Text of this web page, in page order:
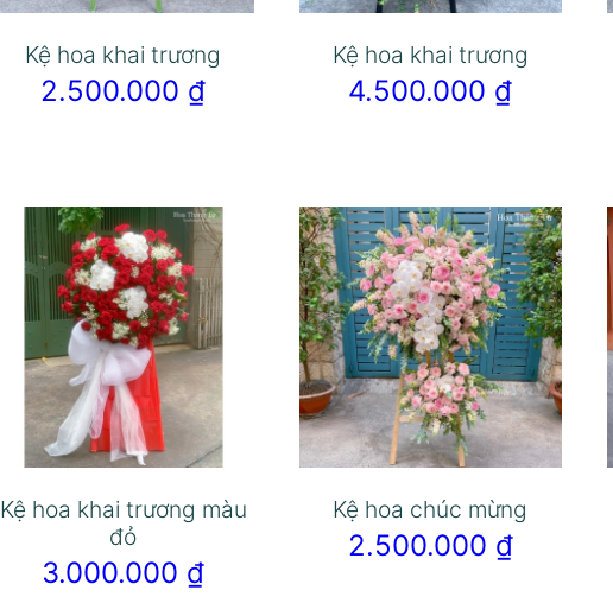
Kệ hoa khai trương
2.500.000 ₫
Kệ hoa khai trương
4.500.000 ₫
Kệ hoa khai trương màu
đỏ
3.000.000 ₫
Kệ hoa chúc mừng
2.500.000 ₫